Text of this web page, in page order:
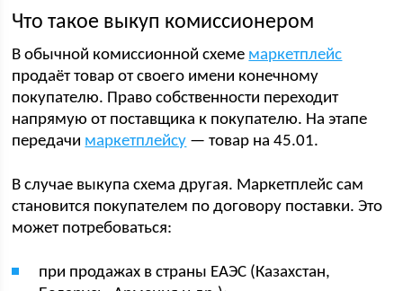
Что такое выкуп комиссионером
В обычной комиссионной схеме маркетплейс
продаёт товар от своего имени конечному
покупателю. Право собственности переходит
напрямую от поставщика к покупателю. На этапе
передачи маркетплейсу — товар на 45.01.
В случае выкупа схема другая. Маркетплейс сам
становится покупателем по договору поставки. Это
может потребоваться:
при продажах в страны ЕАЭС (Казахстан,